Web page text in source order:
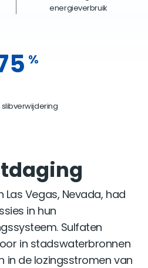
energieverbruik
%
Las Vegas, Nevada, had
in hun
Sulfaten
in stadswaterbronnen
in de lozingsstromen van